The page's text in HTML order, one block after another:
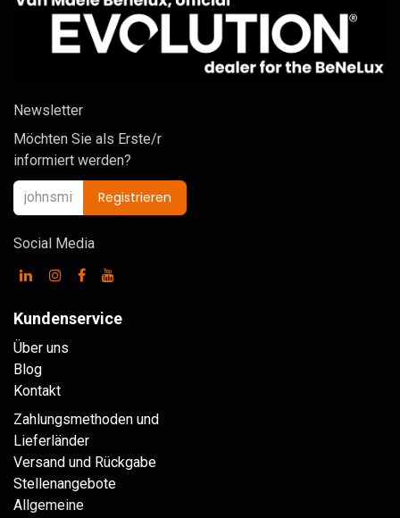
Newsletter
Möchten Sie als Erste/r
informiert werden?
Registrieren
Social Media
Kundenservice
Über uns
Blog
Kontakt
Zahlungsmethoden und
Lieferländer
Versand und Rückgabe
Stellenangebote
Allgemeine